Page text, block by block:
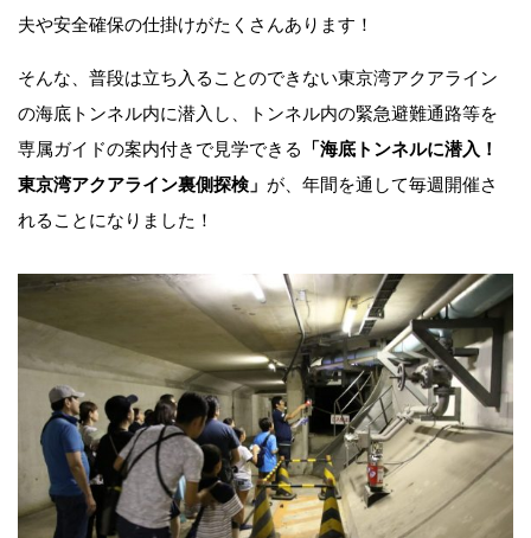
夫や安全確保の仕掛けがたくさんあります！
そんな、普段は立ち入ることのできない東京湾アクアライン
の海底トンネル内に潜入し、トンネル内の緊急避難通路等を
専属ガイドの案内付きで見学できる
「海底トンネルに潜入！
東京湾アクアライン裏側探検」 が、年間を通して毎週開催さ
れることになりました！